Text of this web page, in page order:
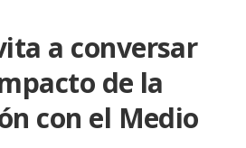
a conversar
de la
con el Medio